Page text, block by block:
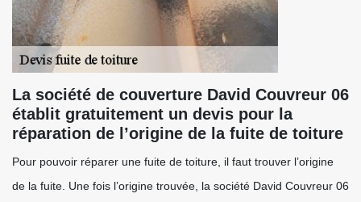
La société de couverture David Couvreur 06
établit gratuitement un devis pour la
réparation de l’origine de la fuite de toiture
Pour pouvoir réparer une fuite de toiture, il faut trouver l’origine
de la fuite. Une fois l’origine trouvée, la société David Couvreur 06